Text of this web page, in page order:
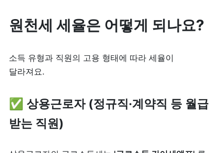
원천세 세율은 어떻게 되나요?
소득 유형과 직원의 고용 형태에 따라 세율이
달라져요.
✅ 상용근로자 (정규직·계약직 등 월급
받는 직원)